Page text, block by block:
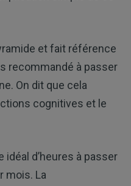
et fait référence
recommandé à passer
On dit que cela
cognitives et le
d’heures à passer
mois. La